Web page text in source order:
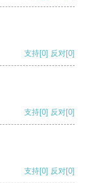
支持[0] 反对[0]
支持[0] 反对[0]
支持[0] 反对[0]